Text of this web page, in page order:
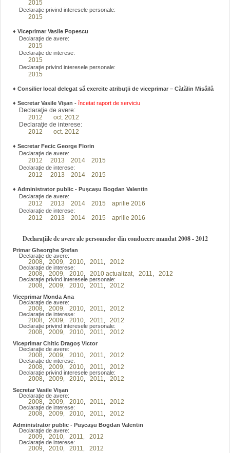
2015
Declaraţie privind interesele personale:
2015
♦ Viceprimar Vasile Popescu
Declaraţie de avere:
2015
Declaraţie de interese:
2015
Declaraţie privind interesele personale:
2015
♦ Consilier local delegat să exercite atribuţii de viceprimar – Cătălin Misăilă
♦ Secretar Vasile Vişan - încetat raport de serviciu
Declaraţie de avere:
2012
oct. 2012
Declaraţie de interese:
2012
oct. 2012
♦ Secretar Fecic George Florin
Declaraţie de avere:
2012 2013 2014 2015
Declaraţie de interese:
2012 2013 2014 2015
♦ Administrator public - Puşcaşu Bogdan Valentin
Declaraţie de avere:
2012 2013 2014 2015 aprilie 2016
Declaraţie de interese:
2012 2013 2014 2015 aprilie 2016
Declarațiile de avere ale persoanelor din conducere mandat 2008 - 2012
Primar Gheorghe Ştefan
Declaraţie de avere:
2008 2009 2010 2011 2012
Declaraţie de interese:
2008 2009 2010 2010 actualizat 2011 2012
Declaraţie privind interesele personale:
2008 2009 2010 2011 2012
Viceprimar Monda Ana
Declaraţie de avere:
2008 2009 2010 2011 2012
Declaraţie de interese:
2008 2009 2010 2011 2012
Declaraţie privind interesele personale:
2008 2009 2010 2011 2012
Viceprimar Chitic Dragoş Victor
Declaraţie de avere:
2008 2009 2010 2011 2012
Declaraţie de interese:
2008 2009 2010 2011 2012
Declaraţie privind interesele personale:
2008 2009 2010 2011 2012
Secretar Vasile Vişan
Declaraţie de avere:
2008 2009 2010 2011 2012
Declaraţie de interese:
2008 2009 2010 2011 2012
Administrator public - Puşcaşu Bogdan Valentin
Declaraţie de avere:
2009 2010 2011 2012
Declaraţie de interese:
2009 2010 2011 2012